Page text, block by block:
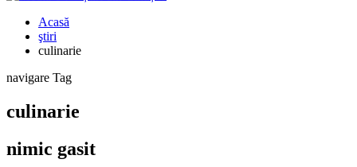
Acasă
ştiri
culinarie
navigare Tag
culinarie
nimic gasit